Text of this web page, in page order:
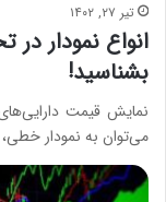
تیر ۲۷, ۱۴۰۲
انواع نمودار در
بشناسید!
نمایش قیمت
می‌توان به نمودار